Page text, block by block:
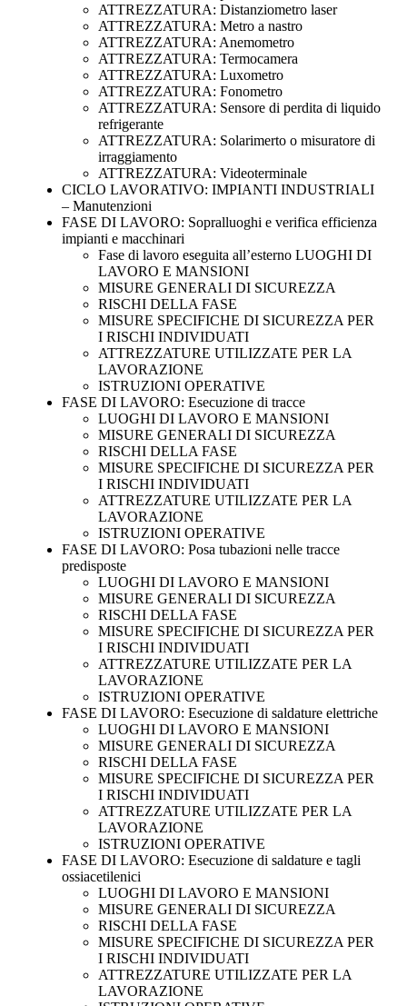
ATTREZZATURA: Distanziometro laser
ATTREZZATURA: Metro a nastro
ATTREZZATURA: Anemometro
ATTREZZATURA: Termocamera
ATTREZZATURA: Luxometro
ATTREZZATURA: Fonometro
ATTREZZATURA: Sensore di perdita di liquido
refrigerante
ATTREZZATURA: Solarimerto o misuratore di
irraggiamento
ATTREZZATURA: Videoterminale
CICLO LAVORATIVO: IMPIANTI INDUSTRIALI
– Manutenzioni
FASE DI LAVORO: Sopralluoghi e verifica efficienza
impianti e macchinari
Fase di lavoro eseguita all’esterno LUOGHI DI
LAVORO E MANSIONI
MISURE GENERALI DI SICUREZZA
RISCHI DELLA FASE
MISURE SPECIFICHE DI SICUREZZA PER
I RISCHI INDIVIDUATI
ATTREZZATURE UTILIZZATE PER LA
LAVORAZIONE
ISTRUZIONI OPERATIVE
FASE DI LAVORO: Esecuzione di tracce
LUOGHI DI LAVORO E MANSIONI
MISURE GENERALI DI SICUREZZA
RISCHI DELLA FASE
MISURE SPECIFICHE DI SICUREZZA PER
I RISCHI INDIVIDUATI
ATTREZZATURE UTILIZZATE PER LA
LAVORAZIONE
ISTRUZIONI OPERATIVE
FASE DI LAVORO: Posa tubazioni nelle tracce
predisposte
LUOGHI DI LAVORO E MANSIONI
MISURE GENERALI DI SICUREZZA
RISCHI DELLA FASE
MISURE SPECIFICHE DI SICUREZZA PER
I RISCHI INDIVIDUATI
ATTREZZATURE UTILIZZATE PER LA
LAVORAZIONE
ISTRUZIONI OPERATIVE
FASE DI LAVORO: Esecuzione di saldature elettriche
LUOGHI DI LAVORO E MANSIONI
MISURE GENERALI DI SICUREZZA
RISCHI DELLA FASE
MISURE SPECIFICHE DI SICUREZZA PER
I RISCHI INDIVIDUATI
ATTREZZATURE UTILIZZATE PER LA
LAVORAZIONE
ISTRUZIONI OPERATIVE
FASE DI LAVORO: Esecuzione di saldature e tagli
ossiacetilenici
LUOGHI DI LAVORO E MANSIONI
MISURE GENERALI DI SICUREZZA
RISCHI DELLA FASE
MISURE SPECIFICHE DI SICUREZZA PER
I RISCHI INDIVIDUATI
ATTREZZATURE UTILIZZATE PER LA
LAVORAZIONE